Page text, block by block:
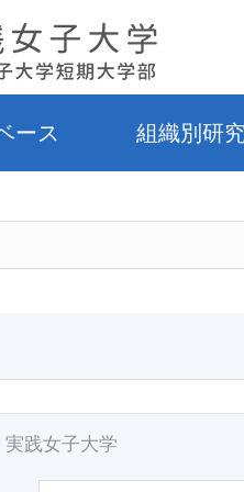
ース 組織別研
実践女子大学